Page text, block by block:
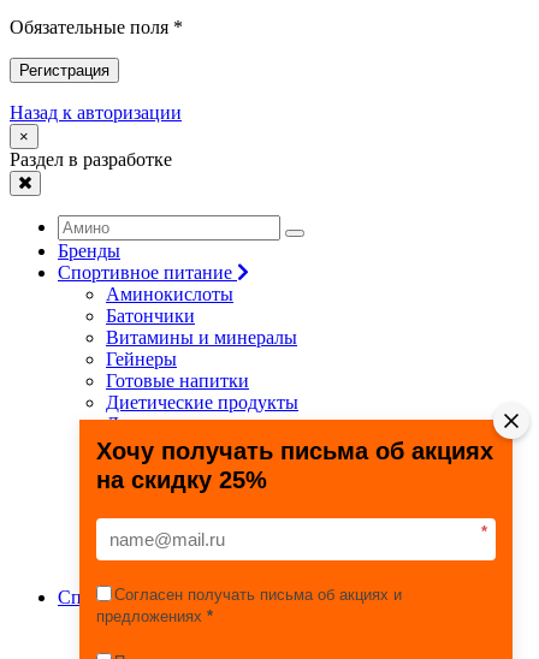
Обязательные поля *
Регистрация
Назад к авторизации
×
Раздел в разработке
Бренды
Спортивное питание
Аминокислоты
Батончики
Витамины и минералы
Гейнеры
Готовые напитки
Диетические продукты
Для связок и суставов
Жиросжигатели
Здоровье и долголетие
Креатин
Специальные препараты
Спецпредложения
Спортивные товары
Фитнес, йога, пилатес
Хочу получать письма об акциях
на скидку 25%
*
Согласен получать письма об акциях и
предложениях *